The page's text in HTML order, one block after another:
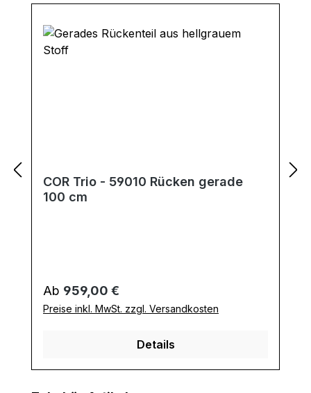
COR Trio - 59010 Rücken gerade
100 cm
Regulärer Preis:
Ab 959,00 €
Preise inkl. MwSt. zzgl. Versandkosten
Details